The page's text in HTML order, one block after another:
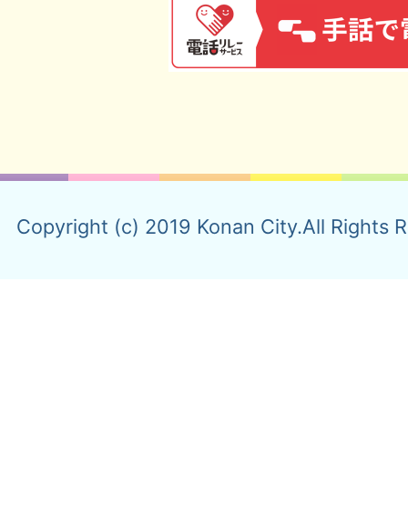
Copyright (c) 2019 Konan City.All Rights